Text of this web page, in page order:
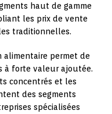
haut de gamme
les prix de vente
traditionnelles.
alimentaire permet de
à forte valeur ajoutée.
concentrés et les
des segments
spécialisées